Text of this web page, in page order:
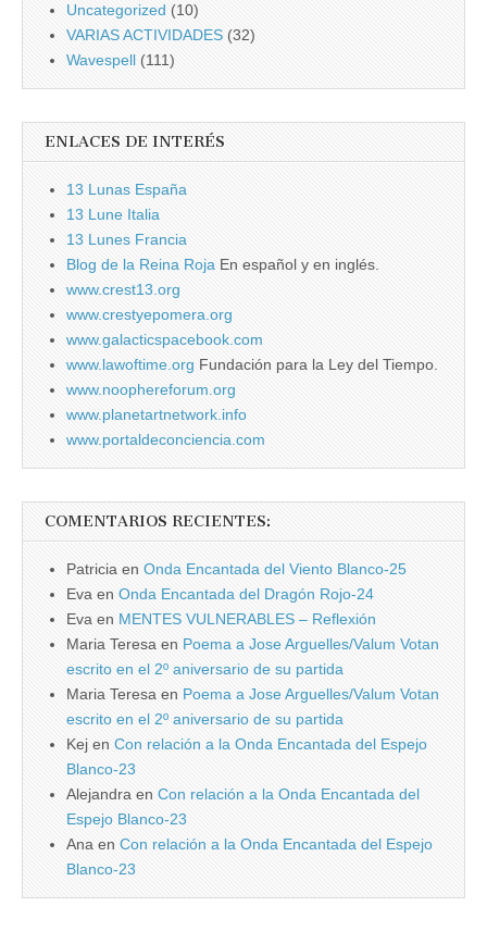
Uncategorized (10)
VARIAS ACTIVIDADES (32)
Wavespell (111)
ENLACES DE INTERÉS
13 Lunas España
13 Lune Italia
13 Lunes Francia
Blog de la Reina Roja En español y en inglés.
www.crest13.org
www.crestyepomera.org
www.galacticspacebook.com
www.lawoftime.org Fundación para la Ley del Tiempo.
www.noophereforum.org
www.planetartnetwork.info
www.portaldeconciencia.com
COMENTARIOS RECIENTES:
Patricia en Onda Encantada del Viento Blanco-25
Eva en Onda Encantada del Dragón Rojo-24
Eva en MENTES VULNERABLES – Reflexión
Maria Teresa en Poema a Jose Arguelles/Valum Votan
escrito en el 2º aniversario de su partida
Maria Teresa en Poema a Jose Arguelles/Valum Votan
escrito en el 2º aniversario de su partida
Kej en Con relación a la Onda Encantada del Espejo
Blanco-23
Alejandra en Con relación a la Onda Encantada del
Espejo Blanco-23
Ana en Con relación a la Onda Encantada del Espejo
Blanco-23